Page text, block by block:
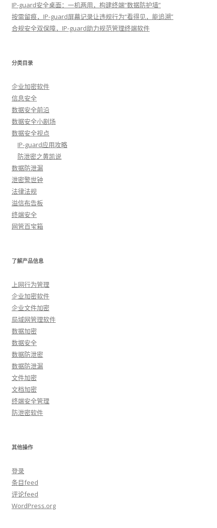
IP-guard安全桌面：一机两用，构建终端“数据防护墙”
按需留痕，IP-guard屏幕记录让违规行为“看得见，能追溯”
合规安全双保障，IP-guard助力规范管理终端软件
分类目录
企业加密软件
信息安全
数据安全前沿
数据安全小剧场
数据安全视点
IP-guard应用攻略
防泄密之黄凯说
数据防泄漏
泄密警世钟
法律法规
溢信布告板
终端安全
网管百宝箱
了解产品信息
上网行为管理
企业加密软件
企业文件加密
局域网管理软件
数据加密
数据安全
数据防泄密
数据防泄漏
文件加密
文档加密
终端安全管理
防泄密软件
其他操作
登录
条目feed
评论feed
WordPress.org